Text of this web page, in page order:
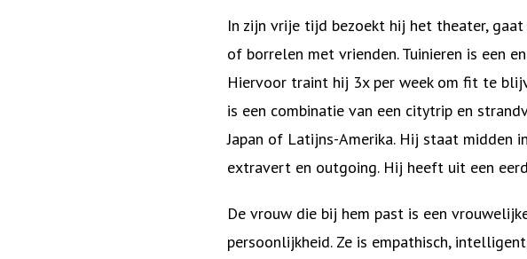
In zijn vrije tijd bezoekt hij het theater,
of borrelen met vrienden. Tuinieren is een
Hiervoor traint hij 3x per week om fit te
is een combinatie van een citytrip en
Japan of Latijns-Amerika. Hij staat midden
extravert en outgoing. Hij heeft uit een
De vrouw die bij hem past is een
persoonlijkheid. Ze is empathisch,